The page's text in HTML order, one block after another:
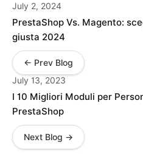
July 2, 2024
PrestaShop Vs. Magento:
giusta 2024
← Prev Blog
July 13, 2023
I 10 Migliori Moduli per
PrestaShop
Next Blog →